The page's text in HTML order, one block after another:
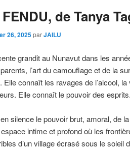
de Tanya
26, 2025parJAILU
grandit au Nunavut dans les
l’art du camouflage et de la
Elle connaît les ravages de l’alcool,
Elle connaît le pouvoir des esprits.
silence le pouvoir brut, amoral, de
espace intime et profond où les
d’un village écrasé sous le soleil